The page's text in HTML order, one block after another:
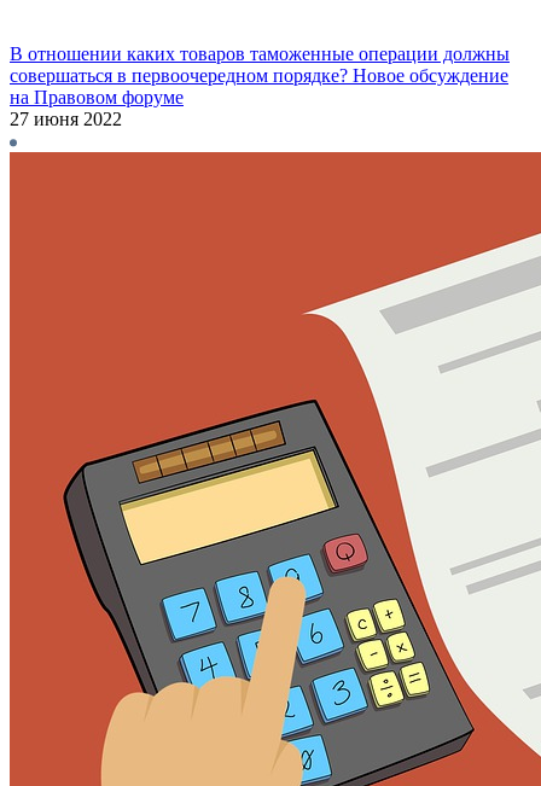
В отношении каких товаров таможенные операции должны
совершаться в первоочередном порядке? Новое обсуждение
на Правовом форуме
27 июня 2022